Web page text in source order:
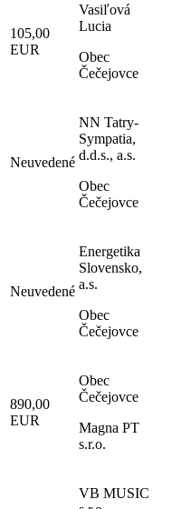
105,00
EUR
Vasiľová
Lucia
Obec
Čečejovce
Neuvedené
NN Tatry-
Sympatia,
d.d.s., a.s.
Obec
Čečejovce
Neuvedené
Energetika
Slovensko,
a.s.
Obec
Čečejovce
890,00
EUR
Obec
Čečejovce
Magna PT
s.r.o.
VB MUSIC